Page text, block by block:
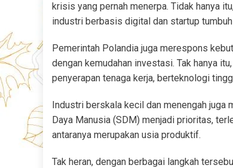
krisis yang pernah menerpa. Tidak hanya
industri berbasis digital dan startup
Pemerintah Polandia juga merespons
dengan kemudahan investasi. Tak hanya
penyerapan tenaga kerja, berteknologi
Industri berskala kecil dan menengah juga
Daya Manusia (SDM) menjadi prioritas,
antaranya merupakan usia produktif.
Tak heran, dengan berbagai langkah